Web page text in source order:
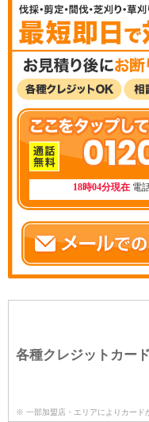
18時04分現在 電
各種クレジットカー
※ 一部加盟店・エリアによりカード